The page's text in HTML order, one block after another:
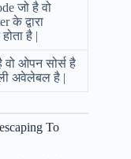
जो है वो
के द्वारा
है |
वो ओपन सोर्स है
अवेलेबल है |
To